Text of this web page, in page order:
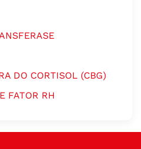
DO CORTISOL (CBG)
FATOR RH